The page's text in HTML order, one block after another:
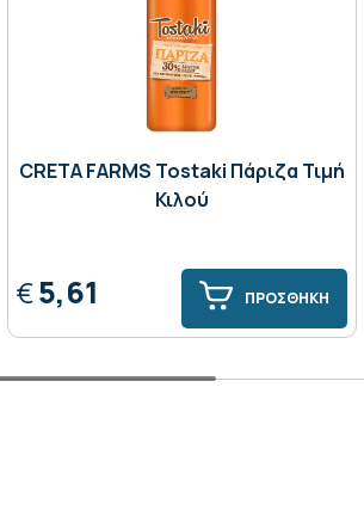
CRETA FARMS Tostaki Πάριζα Τιμή
Κιλού
€5,61 ΠΡΟΣΘΗΚΗ